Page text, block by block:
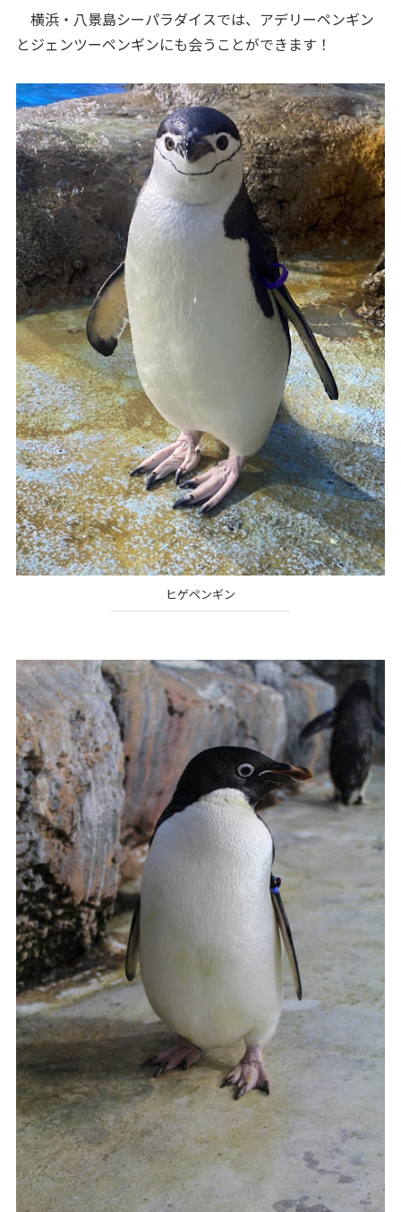
横浜・八景島シーパラダイスでは、アデリーペンギン
とジェンツーペンギンにも会うことができます！
ヒゲペンギン